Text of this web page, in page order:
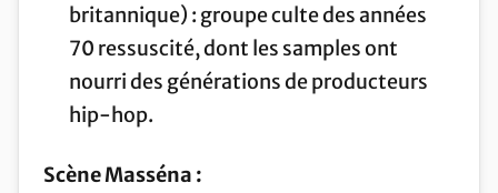
britannique) : groupe culte des années
70 ressuscité, dont les samples ont
nourri des générations de producteurs
hip-hop.
Scène Masséna :